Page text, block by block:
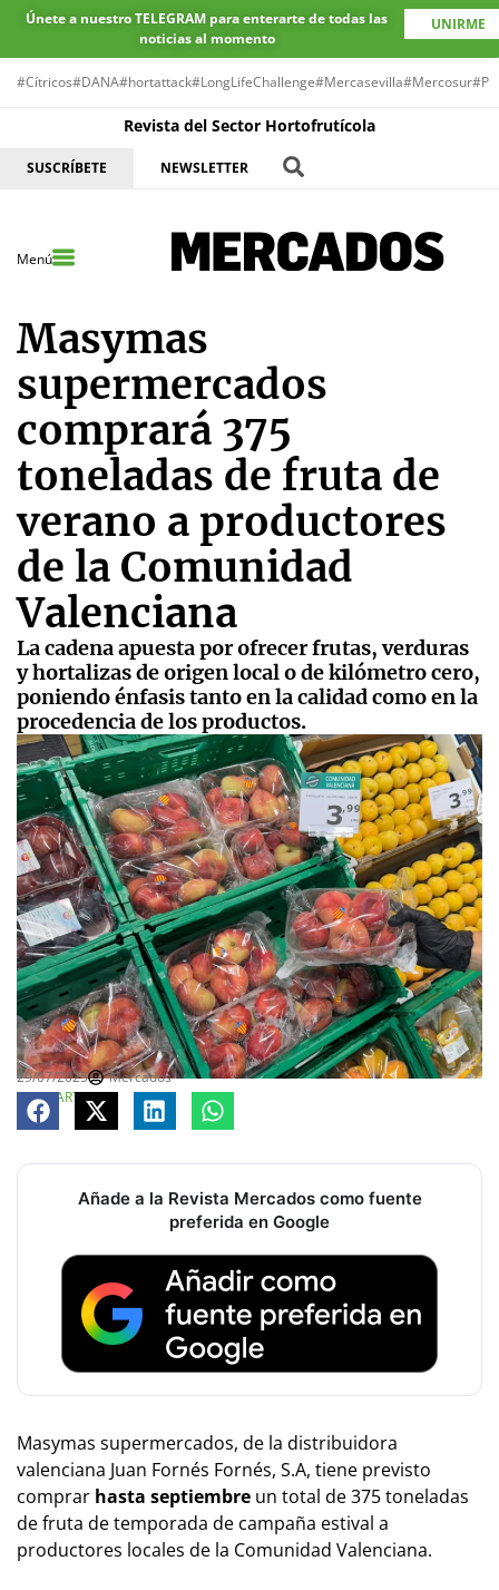
Únete a nuestro TELEGRAM para enterarte de todas las
noticias al momento
UNIRME
#Cítricos#DANA#hortattack#LongLifeChallenge#Mercasevilla#Mercosur
Revista del Sector Hortofrutícola
SUSCRÍBETE NEWSLETTER
Menú
Masymas
supermercados
comprará 375
toneladas de fruta de
verano a productores
de la Comunidad
Valenciana
La cadena apuesta por ofrecer frutas, verduras
y hortalizas de origen local o de kilómetro cero,
poniendo énfasis tanto en la calidad como en la
procedencia de los productos.
29/07/2025
Mercados
COMPARTE
Añade a la Revista Mercados como fuente
preferida en Google
Masymas supermercados, de la distribuidora
valenciana Juan Fornés Fornés, S.A, tiene previsto
comprar hasta septiembre un total de 375 toneladas
de fruta de temporada de campaña estival a
productores locales de la Comunidad Valenciana.